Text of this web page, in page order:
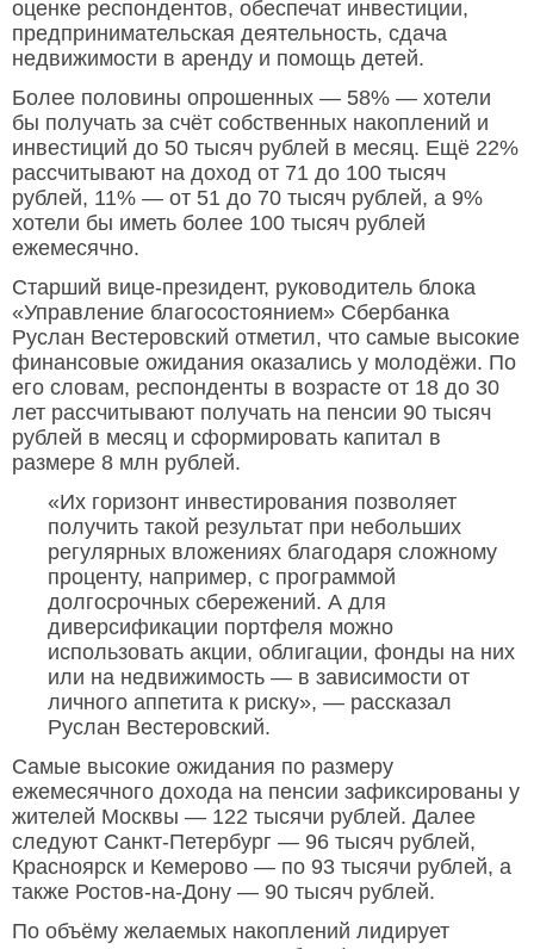
оценке респондентов, обеспечат инвестиции,
предпринимательская деятельность, сдача
недвижимости в аренду и помощь детей.
Более половины опрошенных — 58% — хотели
бы получать за счёт собственных накоплений и
инвестиций до 50 тысяч рублей в месяц. Ещё 22%
рассчитывают на доход от 71 до 100 тысяч
рублей, 11% — от 51 до 70 тысяч рублей, а 9%
хотели бы иметь более 100 тысяч рублей
ежемесячно.
Старший вице-президент, руководитель блока
«Управление благосостоянием» Сбербанка
Руслан Вестеровский отметил, что самые высокие
финансовые ожидания оказались у молодёжи. По
его словам, респонденты в возрасте от 18 до 30
лет рассчитывают получать на пенсии 90 тысяч
рублей в месяц и сформировать капитал в
размере 8 млн рублей.
«Их горизонт инвестирования позволяет
получить такой результат при небольших
регулярных вложениях благодаря сложному
проценту, например, с программой
долгосрочных сбережений. А для
диверсификации портфеля можно
использовать акции, облигации, фонды на них
или на недвижимость — в зависимости от
личного аппетита к риску», — рассказал
Руслан Вестеровский.
Самые высокие ожидания по размеру
ежемесячного дохода на пенсии зафиксированы у
жителей Москвы — 122 тысячи рублей. Далее
следуют Санкт-Петербург — 96 тысяч рублей,
Красноярск и Кемерово — по 93 тысячи рублей, а
также Ростов-на-Дону — 90 тысяч рублей.
По объёму желаемых накоплений лидирует